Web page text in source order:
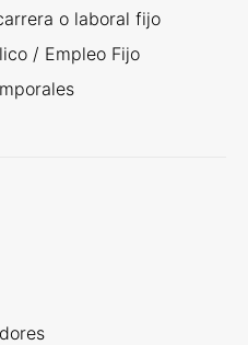
o laboral fijo
/ Empleo Fijo